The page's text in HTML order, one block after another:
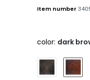
Item number
color: dark